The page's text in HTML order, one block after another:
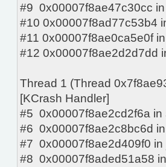
#9 0x00007f8ae47c30cc
#10 0x00007f8ad77c53b4
#11 0x00007f8ae0ca5e0f
#12 0x00007f8ae2d2d7dd
Thread 1 (Thread
[KCrash Handler]
#5 0x00007f8ae2cd2f6a in
#6 0x00007f8ae2c8bc6d
#7 0x00007f8ae2d409f0 in
#8 0x00007f8aded51a58